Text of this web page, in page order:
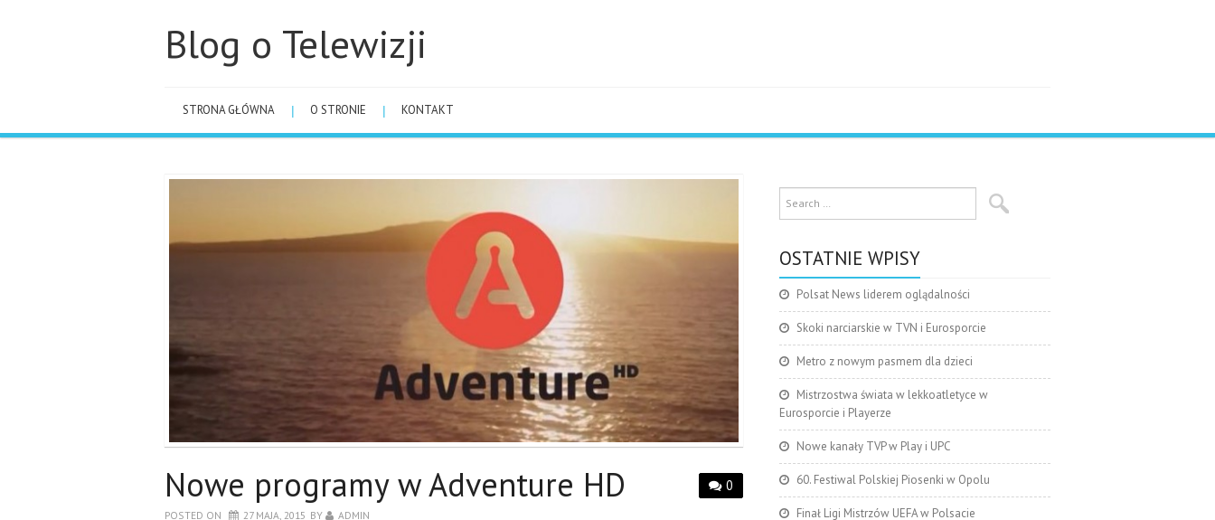
Blog o Telewizji
STRONA GŁÓWNA O STRONIE KONTAKT
0
Nowe programy w Adventure HD
POSTED ON 27 MAJA, 2015 BY ADMIN
OSTATNIE WPISY
Polsat News liderem oglądalności
Skoki narciarskie w TVN i Eurosporcie
Metro z nowym pasmem dla dzieci
Mistrzostwa świata w lekkoatletyce w
Eurosporcie i Playerze
Nowe kanały TVP w Play i UPC
60. Festiwal Polskiej Piosenki w Opolu
Finał Ligi Mistrzów UEFA w Polsacie